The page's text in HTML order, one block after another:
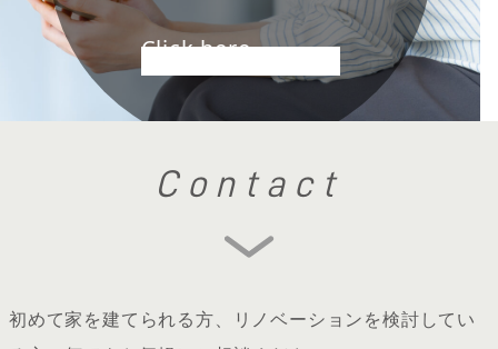
Click here
Contact
初めて家を建てられる方、リノベーションを検討してい